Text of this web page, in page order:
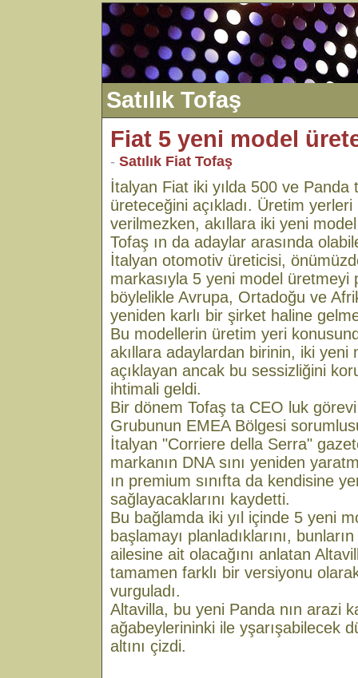
Satılık Tofaş
Fiat 5 yeni model
- Satılık Fiat Tofaş
İtalyan Fiat iki yılda 500 ve Panda
üreteceğini açıkladı. Üretim yerleri
verilmezken, akıllara iki yeni
Tofaş ın da adaylar arasında
İtalyan otomotiv üreticisi,
markasıyla 5 yeni model üretmeyi
böylelikle Avrupa, Ortadoğu ve
yeniden karlı bir şirket haline
Bu modellerin üretim yeri
akıllara adaylardan birinin, iki yeni
açıklayan ancak bu sessizliğini
ihtimali geldi.
Bir dönem Tofaş ta CEO luk
Grubunun EMEA Bölgesi
İtalyan "Corriere della Serra"
markanın DNA sını yeniden
ın premium sınıfta da kendisine
sağlayacaklarını kaydetti.
Bu bağlamda iki yıl içinde 5 yeni
başlamayı planladıklarını,
ailesine ait olacağını anlatan
tamamen farklı bir versiyonu
vurguladı.
Altavilla, bu yeni Panda nın arazi
ağabeylerininki ile yşarışabilecek
altını çizdi.